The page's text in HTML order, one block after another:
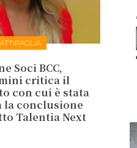
Soci BCC,
critica il
con cui è stata
la conclusione
Talentia Next